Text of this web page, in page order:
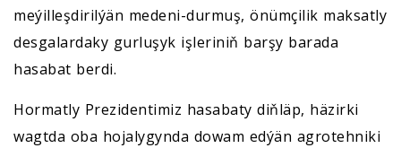
meýilleşdirilýän medeni-durmuş, önümçilik maksatly
desgalardaky gurluşyk işleriniň barşy barada
hasabat berdi.
Hormatly Prezidentimiz hasabaty diňläp, häzirki
wagtda oba hojalygynda dowam edýän agrotehniki